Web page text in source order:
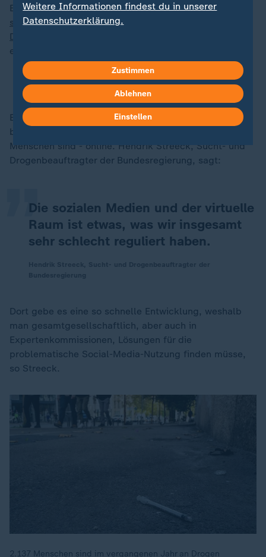
Europol aus 2024 bei rund 31 Milliarden Euro.
starben in Deutschland 2.137 Menschen an
Drogenkonsum
einen Anstieg von 14 Prozent.
Wie Europa den Drogenhandel bekämpfen will
Ein direkter Zusammenhang mit Social Media ist nicht
belegt. Klar ist aber: Dealer sind dort, wo junge
Menschen sind - online. Hendrik Streeck, Sucht- und
Drogenbeauftragter der Bundesregierung, sagt:
Die sozialen Medien und der virtuelle
Raum ist etwas, was wir insgesamt
sehr schlecht reguliert haben.
„
Dort gebe es eine so schnelle Entwicklung, weshalb
man gesamtgesellschaftlich, aber auch in
Expertenkommissionen, Lösungen für die
problematische Social-Media-Nutzung finden müsse,
so Streeck.
2.137 Menschen sind im vergangenen Jahr an Drogen
Weitere Informationen findest du in unserer
Datenschutzerklärung.
Zustimmen
Ablehnen
Einstellen